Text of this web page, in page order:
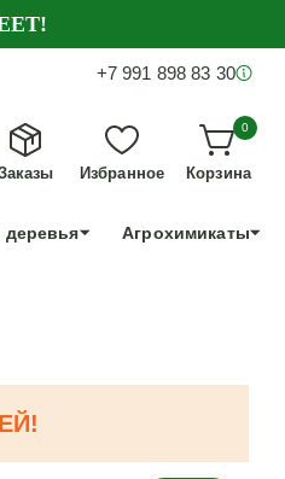
+7 991 898 83 30
Избранное
0
Корзина
Агрохимикаты